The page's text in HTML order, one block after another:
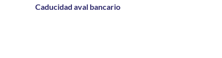
Caducidad aval bancario